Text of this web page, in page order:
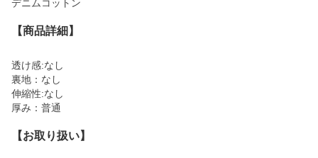
デニムコットン
【商品詳細】
透け感:なし
裏地：なし
伸縮性:なし
厚み：普通
【お取り扱い】